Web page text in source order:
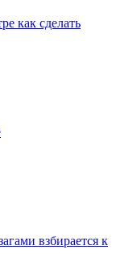
как сделать
взбирается к